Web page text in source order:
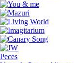
Peces